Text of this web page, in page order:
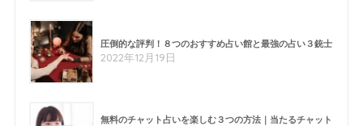
圧倒的な評判！８つのおすすめ占い館と最強の占い３銃士
2022年12月19日
無料のチャット占いを楽しむ３つの方法｜当たるチャット